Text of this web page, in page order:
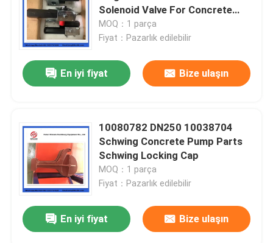
Solenoid Valve For Concrete
Pump
MOQ：1 parça
Fiyat：Pazarlık edilebilir
En iyi fiyat Bize ulaşın
10080782 DN250 10038704
Schwing Concrete Pump Parts
Schwing Locking Cap
MOQ：1 parça
Fiyat：Pazarlık edilebilir
En iyi fiyat Bize ulaşın